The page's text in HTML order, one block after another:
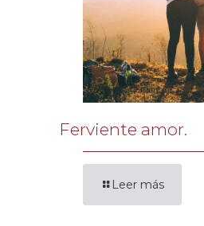
Ferviente amor.
Leer más